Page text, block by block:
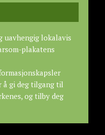
uavhengig lokalavis
plakatens
å gi deg tilgang til
og tilby deg